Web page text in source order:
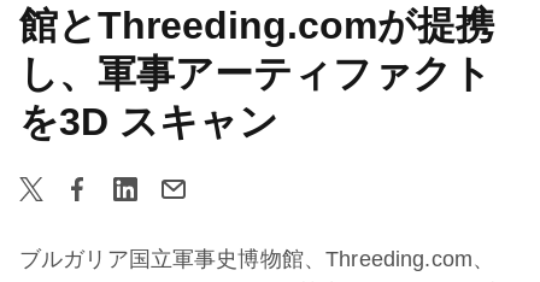
館とThreeding.comが提携
し、軍事アーティファクト
を3D スキャン
ブルガリア国立軍事史博物館、Threeding.com、